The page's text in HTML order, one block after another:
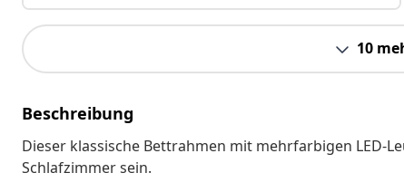
10
Beschreibung
Dieser klassische Bettrahmen mit mehrfarbigen LED-
Schlafzimmer sein.